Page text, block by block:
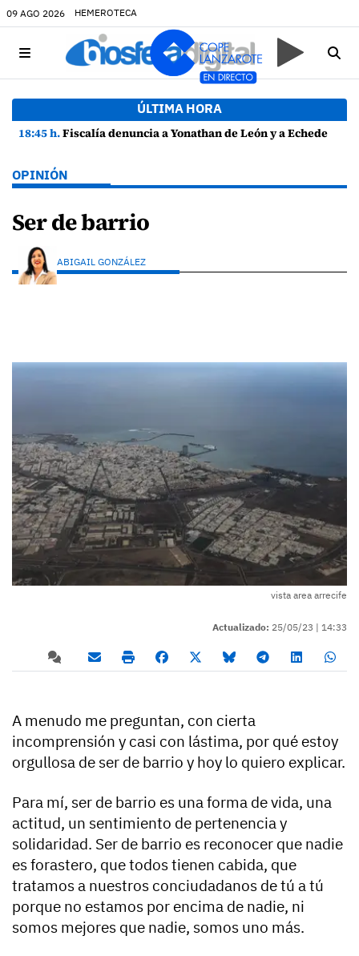
09 AGO 2026 HEMEROTECA
ÚLTIMA HORA
18:45 h.Fiscalía denuncia a Yonathan de León y a Echedey Eugenio por presuntas anomalías en contratos festivos
OPINIÓN
Ser de barrio
ABIGAIL GONZÁLEZ
vista area arrecife
Actualizado: 25/05/23 | 14:33
A menudo me preguntan, con cierta
incomprensión y casi con lástima, por qué estoy
orgullosa de ser de barrio y hoy lo quiero explicar.
Para mí, ser de barrio es una forma de vida, una
actitud, un sentimiento de pertenencia y
solidaridad. Ser de barrio es reconocer que nadie
es forastero, que todos tienen cabida, que
tratamos a nuestros conciudadanos de tú a tú
porque no estamos por encima de nadie, ni
somos mejores que nadie, somos uno más.